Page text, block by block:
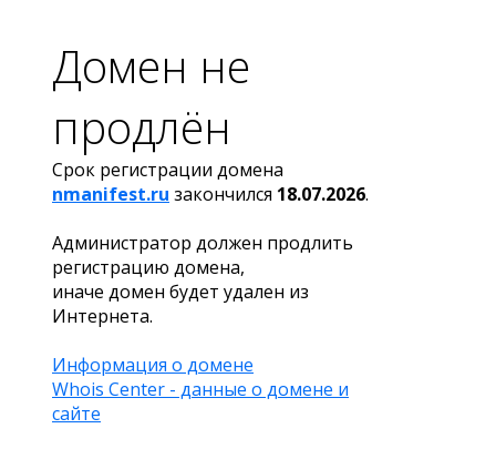
Домен не
продлён
Срок регистрации домена
nmanifest.ru закончился 18.07.2026.
Администратор должен продлить
регистрацию домена,
иначе домен будет удален из
Интернета.
Информация о домене
Whois Center - данные о домене и
сайте